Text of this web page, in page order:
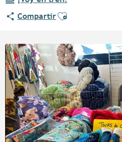
CompartirAjouter aux favoris